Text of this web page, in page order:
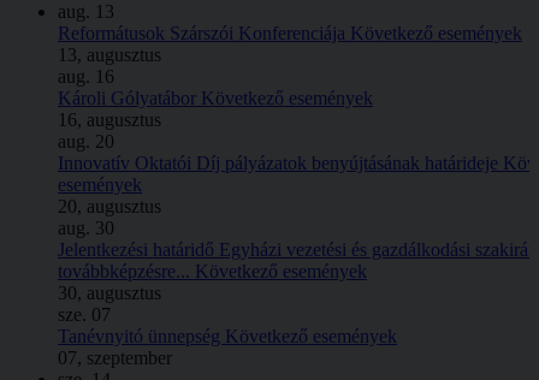
aug. 13
Reformátusok Szárszói Konferenciája Következő események
13, augusztus
aug. 16
Károli Gólyatábor Következő események
16, augusztus
aug. 20
Innovatív Oktatói Díj pályázatok benyújtásának határideje
események
20, augusztus
aug. 30
Jelentkezési határidő Egyházi vezetési és gazdálkodási
továbbképzésre... Következő események
30, augusztus
sze. 07
Tanévnyitó ünnepség Következő események
07, szeptember